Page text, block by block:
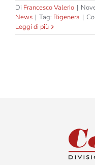
Di Francesco Valerio |
News | Tag: Rigenera |
Leggi di più